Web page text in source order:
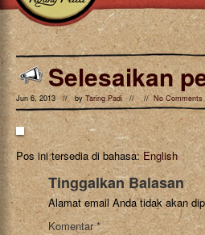
Selesaikan
Jun 6, 2013 // byTaring Padi// // No Comments
Pos ini tersedia di bahasa:English
Tinggalkan Balasan
Alamat email Anda tidak akan
Komentar*